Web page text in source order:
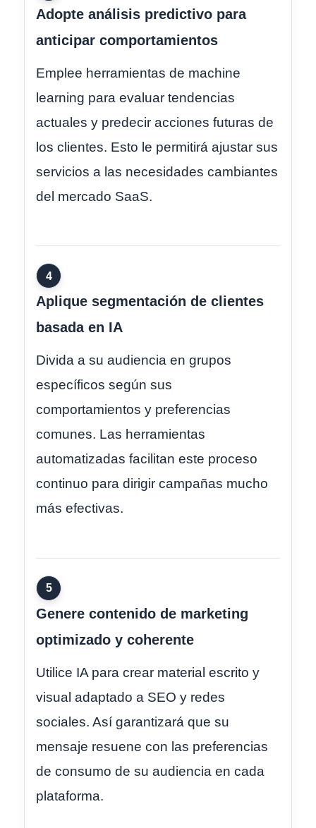
Adopte análisis predictivo para
anticipar comportamientos
Emplee herramientas de machine
learning para evaluar tendencias
actuales y predecir acciones futuras de
los clientes. Esto le permitirá ajustar sus
servicios a las necesidades cambiantes
del mercado SaaS.
4
Aplique segmentación de clientes
basada en IA
Divida a su audiencia en grupos
específicos según sus
comportamientos y preferencias
comunes. Las herramientas
automatizadas facilitan este proceso
continuo para dirigir campañas mucho
más efectivas.
5
Genere contenido de marketing
optimizado y coherente
Utilice IA para crear material escrito y
visual adaptado a SEO y redes
sociales. Así garantizará que su
mensaje resuene con las preferencias
de consumo de su audiencia en cada
plataforma.